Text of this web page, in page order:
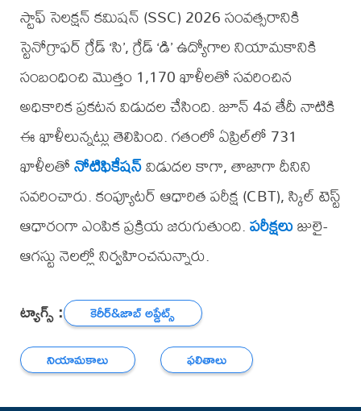
స్టాఫ్ సెలక్షన్ కమిషన్ (SSC) 2026 సంవత్సరానికి
స్టెనోగ్రాఫర్ గ్రేడ్ ‘సి’, గ్రేడ్‌ ‘డి’ ఉద్యోగాల నియామకానికి
సంబంధించి మొత్తం 1,170 ఖాళీలతో సవరించిన
అధికారిక ప్రకటన విడుదల చేసింది. జూన్ 4వ తేదీ నాటికి
ఈ ఖాళీలున్నట్లు తెలిపింది. గతంలో ఏప్రిల్‌లో 731
ఖాళీలతోనోటిఫికేషన్విడుదల కాగా, తాజాగా దీనిని
సవరించారు. కంప్యూటర్ ఆధారిత పరీక్ష (CBT), స్కిల్ టెస్ట్
ఆధారంగా ఎంపిక ప్రక్రియ జరుగుతుంది.పరీక్షలుజులై-
ఆగస్టు నెలల్లో నిర్వహించనున్నారు.
ట్యాగ్స్ :
కెరీర్‌&జాబ్ అప్డేట్స్
నియామకాలు
ఫలితాలు